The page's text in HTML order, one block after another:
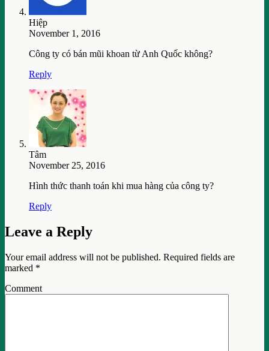
Hiệp
November 1, 2016
Công ty có bán mũi khoan từ Anh Quốc không?
Reply
Tâm
November 25, 2016
Hình thức thanh toán khi mua hàng của công ty?
Reply
Leave a Reply
Your email address will not be published. Required fields are
marked *
Comment